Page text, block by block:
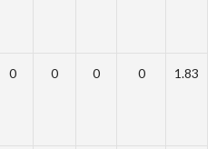
0 0 0 0 1.83